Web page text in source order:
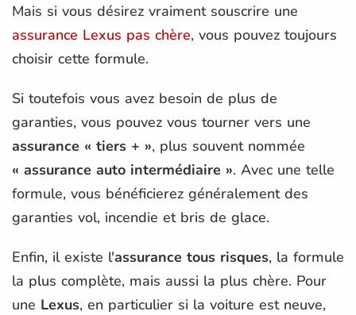
Mais si vous désirez vraiment souscrire une
assurance Lexus pas chère, vous pouvez toujours
choisir cette formule.
Si toutefois vous avez besoin de plus de
garanties, vous pouvez vous tourner vers une
assurance « tiers + », plus souvent nommée
« assurance auto intermédiaire ». Avec une telle
formule, vous bénéficierez généralement des
garanties vol, incendie et bris de glace.
Enfin, il existe l'assurance tous risques, la formule
la plus complète, mais aussi la plus chère. Pour
une Lexus, en particulier si la voiture est neuve,